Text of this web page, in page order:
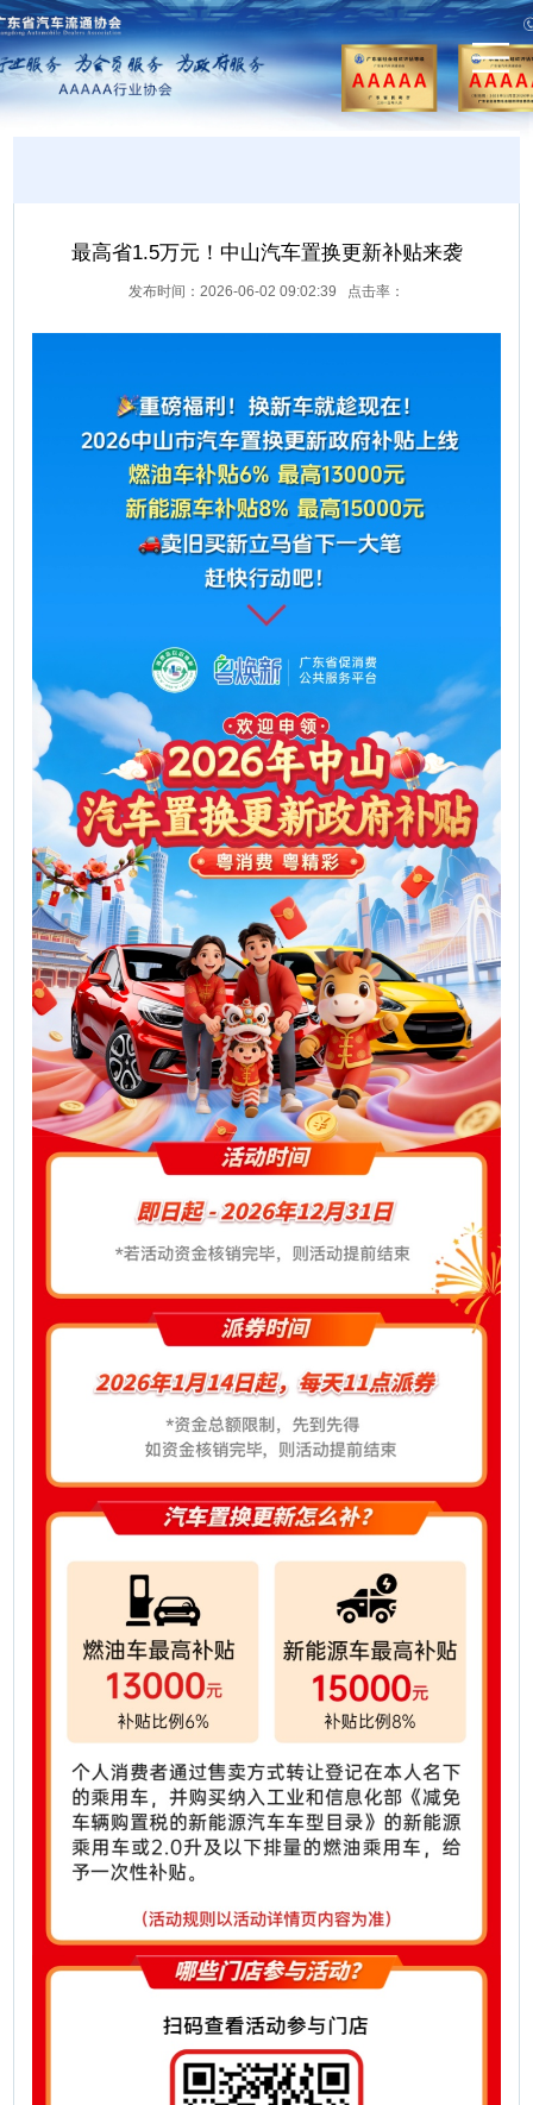
最高省1.5万元！中山汽车置换更新补贴来袭
发布时间：2026-06-02 09:02:39 点击率：